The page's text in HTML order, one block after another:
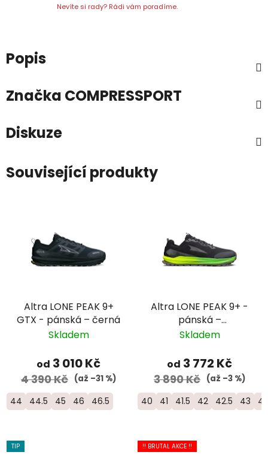
Nevíte si rady? Rádi vám poradíme.
Popis
Značka COMPRESSPORT
Diskuze
Související produkty
Altra LONE PEAK 9+
GTX - pánská – černá
Skladem
od 3 010 Kč
4 390 Kč (až –31 %)
44 44.5 45 46 46.5
Altra LONE PEAK 9+ -
pánská –
černá/zelená
Skladem
od 3 772 Kč
3 890 Kč (až –3 %)
40 41 41.5 42 42.5 43
TIP !! BRUTAL AKCE !!